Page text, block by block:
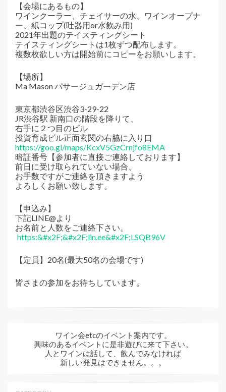
【会場にあるもの】
ワインクーラー、チェイサーの水、ワインオープナ
ー、紙コップ(吐器用or水飲み用)
2021年出題のテイスティングシート
テイスティングシートは1枚ずつ配布します。
複数枚欲しい方は開始前にコピーをお願いします。
【場所】
Ma Mason パサージュガーデン店
東京都渋谷区渋谷3-29-22
JR渋谷駅 新南口の階段を降りて、
右手に２つ目のビル
投資育成ビル正面玄関の右脇に入り口
https://goo.gl/maps/KcxV5GzCrnjfo8EMA
暗証番号【参加者に直接ご連絡しております】
前日に受け取られていない場合、
お手数ですがご連絡を頂きますよう
よろしくお願い致します。
【申込み】
下記LINE@より
お名前と人数をご連絡下さい。
https:&#x2F;&#x2F;lin.ee&#x2F;LSQB96V
【定員】20名(最大50名の会場です)
皆さまの参加をお待ちしています。
ワイン会etcのイベント案内です。
興味のあるイベントに是非遊びに来て下さい。
人とワインは話して、飲んでみなければ
新しい発見はできません。。。